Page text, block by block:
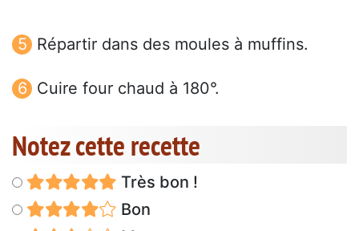
Répartir dans des moules à muffins.
Cuire four chaud à 180°.
Notez cette recette
Très bon !
Bon